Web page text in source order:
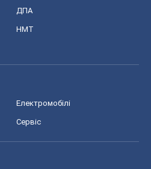
ДПА
НМТ
Електромобілі
Сервіс